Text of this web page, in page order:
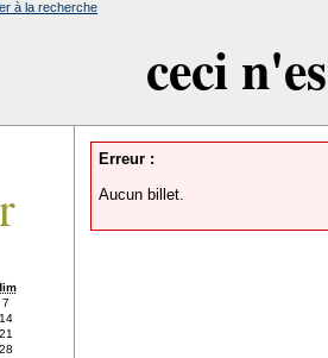
ceci
à la recherche
Erreur :
Aucun billet.
7
14
21
28